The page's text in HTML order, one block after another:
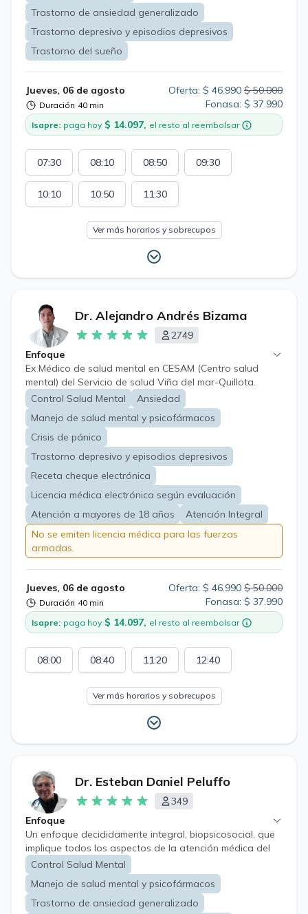
Trastorno de ansiedad generalizado
Trastorno depresivo y episodios depresivos
Trastorno del sueño
Jueves, 06 de agosto
Duración 40 min
Oferta: $ 46.990 $ 50.000
Fonasa: $ 37.990
Isapre: paga hoy $ 14.097, el resto al reembolsar
07:30 08:10 08:50 09:30
10:10 10:50 11:30
Ver más horarios y sobrecupos
Dr. Alejandro Andrés Bizama
2749
Enfoque
Ex Médico de salud mental en CESAM (Centro salud
mental) del Servicio de salud Viña del mar-Quillota.
Miembro de la SONEPSYN (Sociedad chilena de
Psiquiatria, Neurologia y Neurocirugía) como Socio
adjunto. Enfoque en prevención y tratamiento de
síntomas ansiosos, depresivos y trastornos del sueño.
Control Salud Mental
Ansiedad
Manejo de salud mental y psicofármacos
Crisis de pánico
Trastorno depresivo y episodios depresivos
Receta cheque electrónica
Licencia médica electrónica según evaluación
Atención a mayores de 18 años
Atención Integral
No se emiten licencia médica para las fuerzas
armadas.
Jueves, 06 de agosto
Duración 40 min
Oferta: $ 46.990 $ 50.000
Fonasa: $ 37.990
Isapre: paga hoy $ 14.097, el resto al reembolsar
08:00 08:40 11:20 12:40
Ver más horarios y sobrecupos
Dr. Esteban Daniel Peluffo
349
Enfoque
Un enfoque decididamente integral, biopsicosocial, que
implique todos los aspectos de la atención médica del
cliente, lo que significa la naturaleza biológica, así como
psicológica y los entornos sociales en que se
desempeña. Entendiendo al ser humano en todos sus
contextos, salvaguardando siempre la privacidad y la
Control Salud Mental
Manejo de salud mental y psicofármacos
Trastorno de ansiedad generalizado